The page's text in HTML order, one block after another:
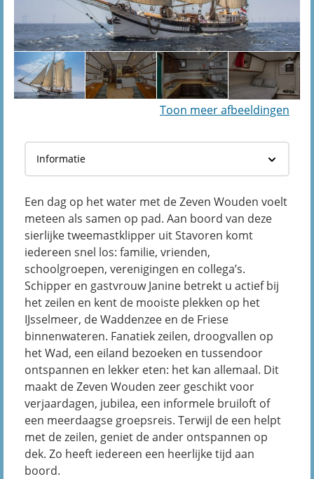
Toon meer afbeeldingen
Een dag op het water met de Zeven Wouden voelt
meteen als samen op pad. Aan boord van deze
sierlijke tweemastklipper uit Stavoren komt
iedereen snel los: familie, vrienden,
schoolgroepen, verenigingen en collega’s.
Schipper en gastvrouw Janine betrekt u actief bij
het zeilen en kent de mooiste plekken op het
IJsselmeer, de Waddenzee en de Friese
binnenwateren. Fanatiek zeilen, droogvallen op
het Wad, een eiland bezoeken en tussendoor
ontspannen en lekker eten: het kan allemaal. Dit
maakt de Zeven Wouden zeer geschikt voor
verjaardagen, jubilea, een informele bruiloft of
een meerdaagse groepsreis. Terwijl de een helpt
met de zeilen, geniet de ander ontspannen op
dek. Zo heeft iedereen een heerlijke tijd aan
boord.